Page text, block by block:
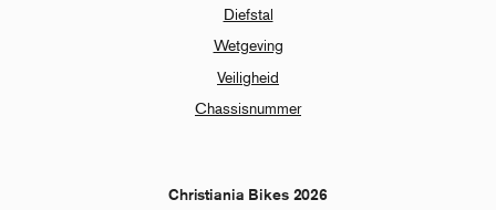
Diefstal
Wetgeving
Veiligheid
Chassisnummer
Christiania Bikes 2026